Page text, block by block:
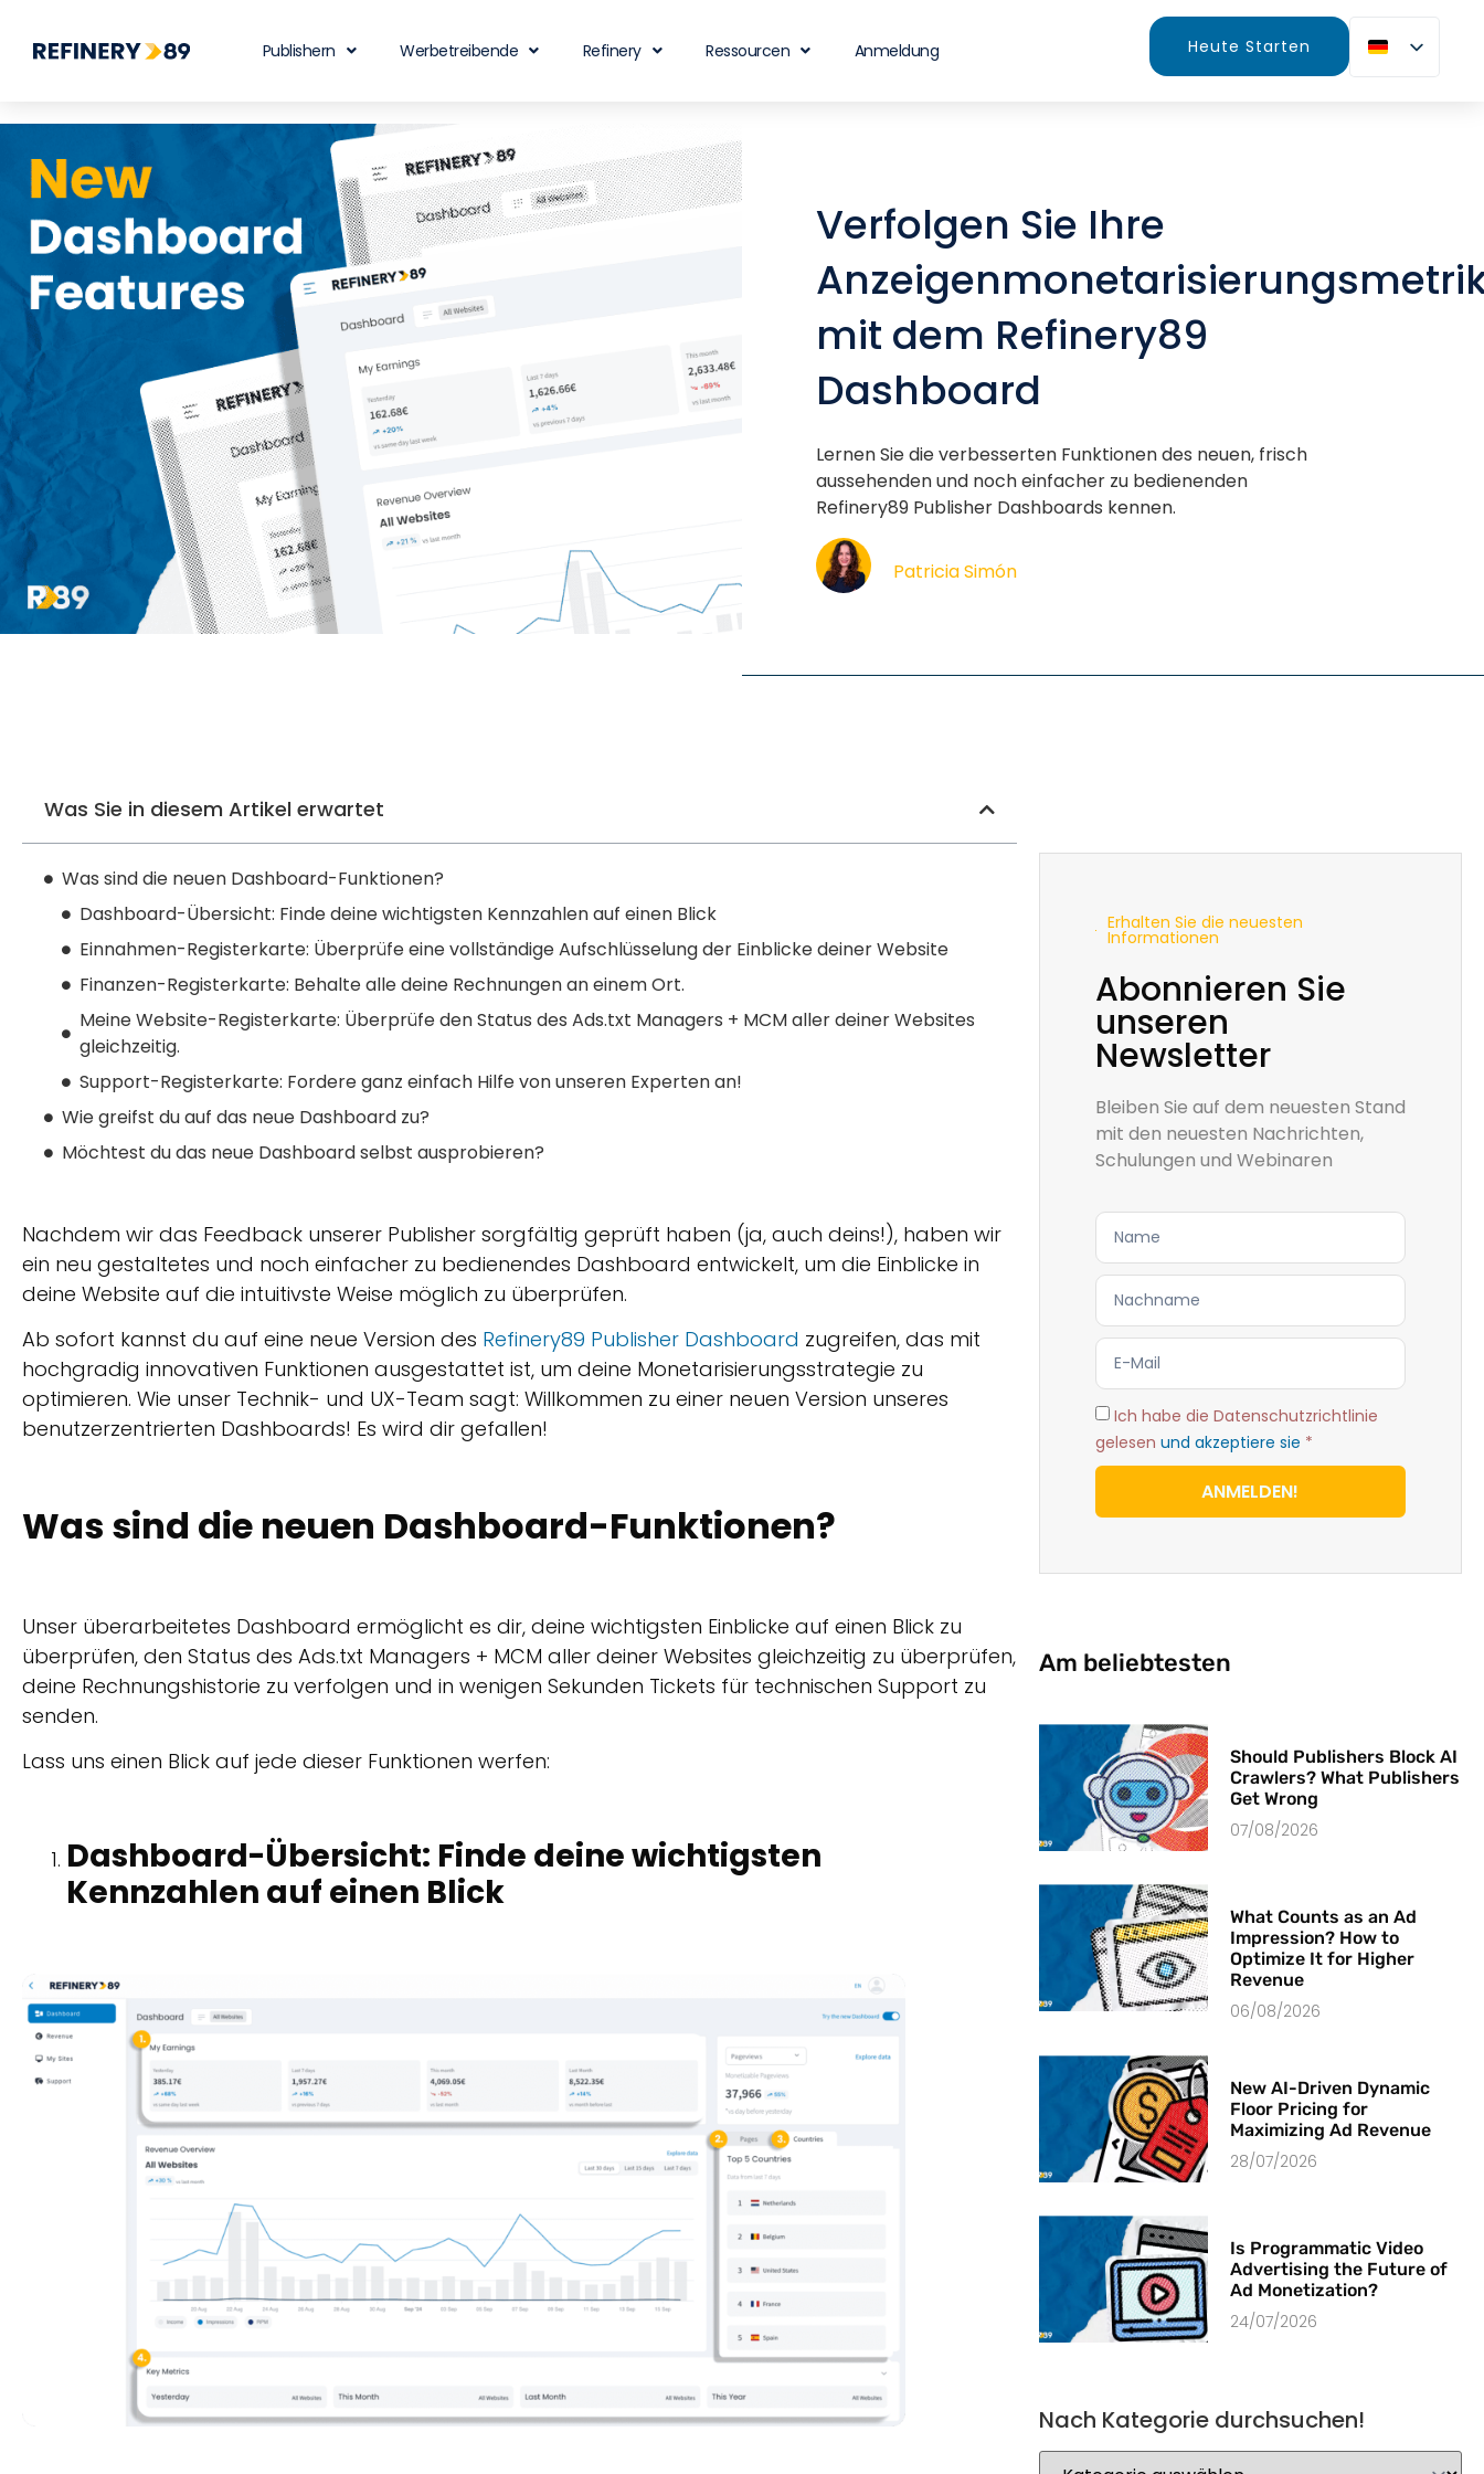
Publishern Werbetreibende Refinery Ressourcen Anmeldung Heute Starten
Verfolgen Sie Ihre
mit dem Refinery89
Dashboard
Lernen Sie die verbesserten Funktionen des neuen, frisch
aussehenden und noch einfacher zu bedienenden
Refinery89 Publisher Dashboards kennen.
Patricia Simón
Was Sie in diesem Artikel erwartet
Was sind die neuen Dashboard-Funktionen?
Dashboard-Übersicht: Finde deine wichtigsten Kennzahlen auf einen Blick
Einnahmen-Registerkarte: Überprüfe eine vollständige Aufschlüsselung der Einblicke deiner Website
Finanzen-Registerkarte: Behalte alle deine Rechnungen an einem Ort.
Meine Website-Registerkarte: Überprüfe den Status des Ads.txt Managers + MCM aller deiner Websites
gleichzeitig.
Support-Registerkarte: Fordere ganz einfach Hilfe von unseren Experten an!
Wie greifst du auf das neue Dashboard zu?
Möchtest du das neue Dashboard selbst ausprobieren?
Nachdem wir das Feedback unserer Publisher sorgfältig geprüft haben (ja, auch deins!), haben wir
ein neu gestaltetes und noch einfacher zu bedienendes Dashboard entwickelt, um die Einblicke in
deine Website auf die intuitivste Weise möglich zu überprüfen.
Ab sofort kannst du auf eine neue Version des Refinery89 Publisher Dashboard zugreifen, das mit
hochgradig innovativen Funktionen ausgestattet ist, um deine Monetarisierungsstrategie zu
optimieren. Wie unser Technik- und UX-Team sagt: Willkommen zu einer neuen Version unseres
benutzerzentrierten Dashboards! Es wird dir gefallen!
Was sind die neuen Dashboard-Funktionen?
Unser überarbeitetes Dashboard ermöglicht es dir, deine wichtigsten Einblicke auf einen Blick zu
überprüfen, den Status des Ads.txt Managers + MCM aller deiner Websites gleichzeitig zu überprüfen,
deine Rechnungshistorie zu verfolgen und in wenigen Sekunden Tickets für technischen Support zu
senden.
Lass uns einen Blick auf jede dieser Funktionen werfen:
Dashboard-Übersicht: Finde deine wichtigsten
Kennzahlen auf einen Blick
Erhalten Sie die neuesten
Informationen
Abonnieren Sie
unseren
Newsletter
Bleiben Sie auf dem neuesten Stand
mit den neuesten Nachrichten,
Schulungen und Webinaren
Ich habe die Datenschutzrichtlinie
gelesen und akzeptiere sie *
ANMELDEN!
Am beliebtesten
Should Publishers Block AI
Crawlers? What Publishers
Get Wrong
07/08/2026
What Counts as an Ad
Impression? How to
Optimize It for Higher
Revenue
06/08/2026
New AI-Driven Dynamic
Floor Pricing for
Maximizing Ad Revenue
28/07/2026
Is Programmatic Video
Advertising the Future of
Ad Monetization?
24/07/2026
Nach Kategorie durchsuchen!